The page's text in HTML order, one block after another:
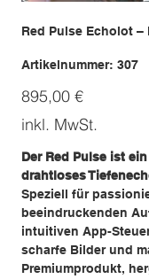
Red Pulse Echolot
Artikelnummer: 307
307
Preis
895,00 €
inkl. MwSt.
Der Red Pulse ist
drahtloses
Speziell für
beeindruckenden
intuitiven App-
scharfe Bilder und
Premiumprodukt,